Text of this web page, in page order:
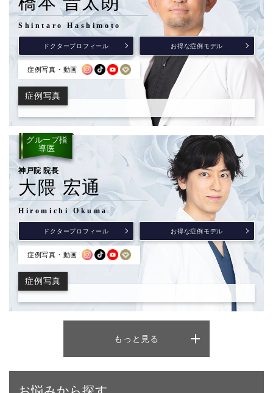
Shintaro Hashimoto
ドクタープロフィール お得な症例モデル
症例写真・動画
症例写真
グループ指
導医
神戸院 院長
大隈 宏通
Hiromichi Okuma
ドクタープロフィール お得な症例モデル
症例写真・動画
症例写真
もっと見る